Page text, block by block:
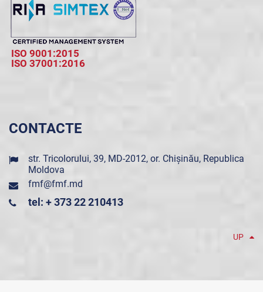
ISO 9001:2015
ISO 37001:2016
CONTACTE
str. Tricolorului, 39, MD-2012, or. Chișinău, Republica
Moldova
fmf@fmf.md
tel: + 373 22 210413
UP